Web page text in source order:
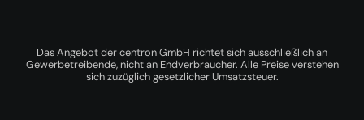
Das Angebot der centron GmbH richtet sich ausschließlich an
Gewerbetreibende, nicht an Endverbraucher. Alle Preise verstehen
sich zuzüglich gesetzlicher Umsatzsteuer.